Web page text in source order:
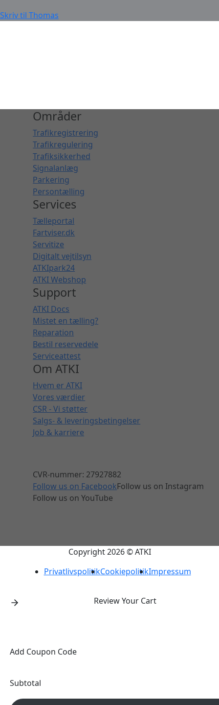
Skriv til Thomas
Områder
Trafikregistrering
Trafikregulering
Trafiksikkerhed
Signalanlæg
Parkering
Persontælling
Services
Tælleportal
Fartviser.dk
Servitize
Digitalt vejtilsyn
ATKIpark24
ATKI Webshop
Support
ATKI Docs
Mistet en tælling?
Reparation
Bestil reservedele
Serviceattest
Om ATKI
Hvem er ATKI
Vores værdier
CSR - Vi støtter
Salgs- & leveringsbetingelser
Job & karriere
CVR-nummer: 27927882
Follow us on FacebookFollow us on Instagram
Follow us on YouTube
Copyright 2026 © ATKI
PrivatlivspolitikCookiepolitikImpressum
Review Your Cart
Add Coupon Code
Subtotal